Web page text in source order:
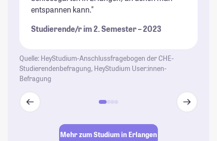
entspannen kann."
Studierende/r im 2. Semester – 2023
Quelle: HeyStudium-Anschlussfragebogen der CHE-
Studierendenbefragung, HeyStudium User:innen-
Befragung
Mehr zum Studium in Erlangen